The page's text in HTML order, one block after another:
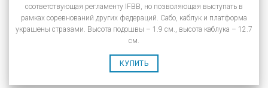
соответствующая регламенту IFBB, но позволяющая выступать в
рамках соревнований других федераций. Сабо, каблук и платформа
украшены стразами. Высота подошвы – 1.9 см., высота каблука – 12.7
см.
КУПИТЬ